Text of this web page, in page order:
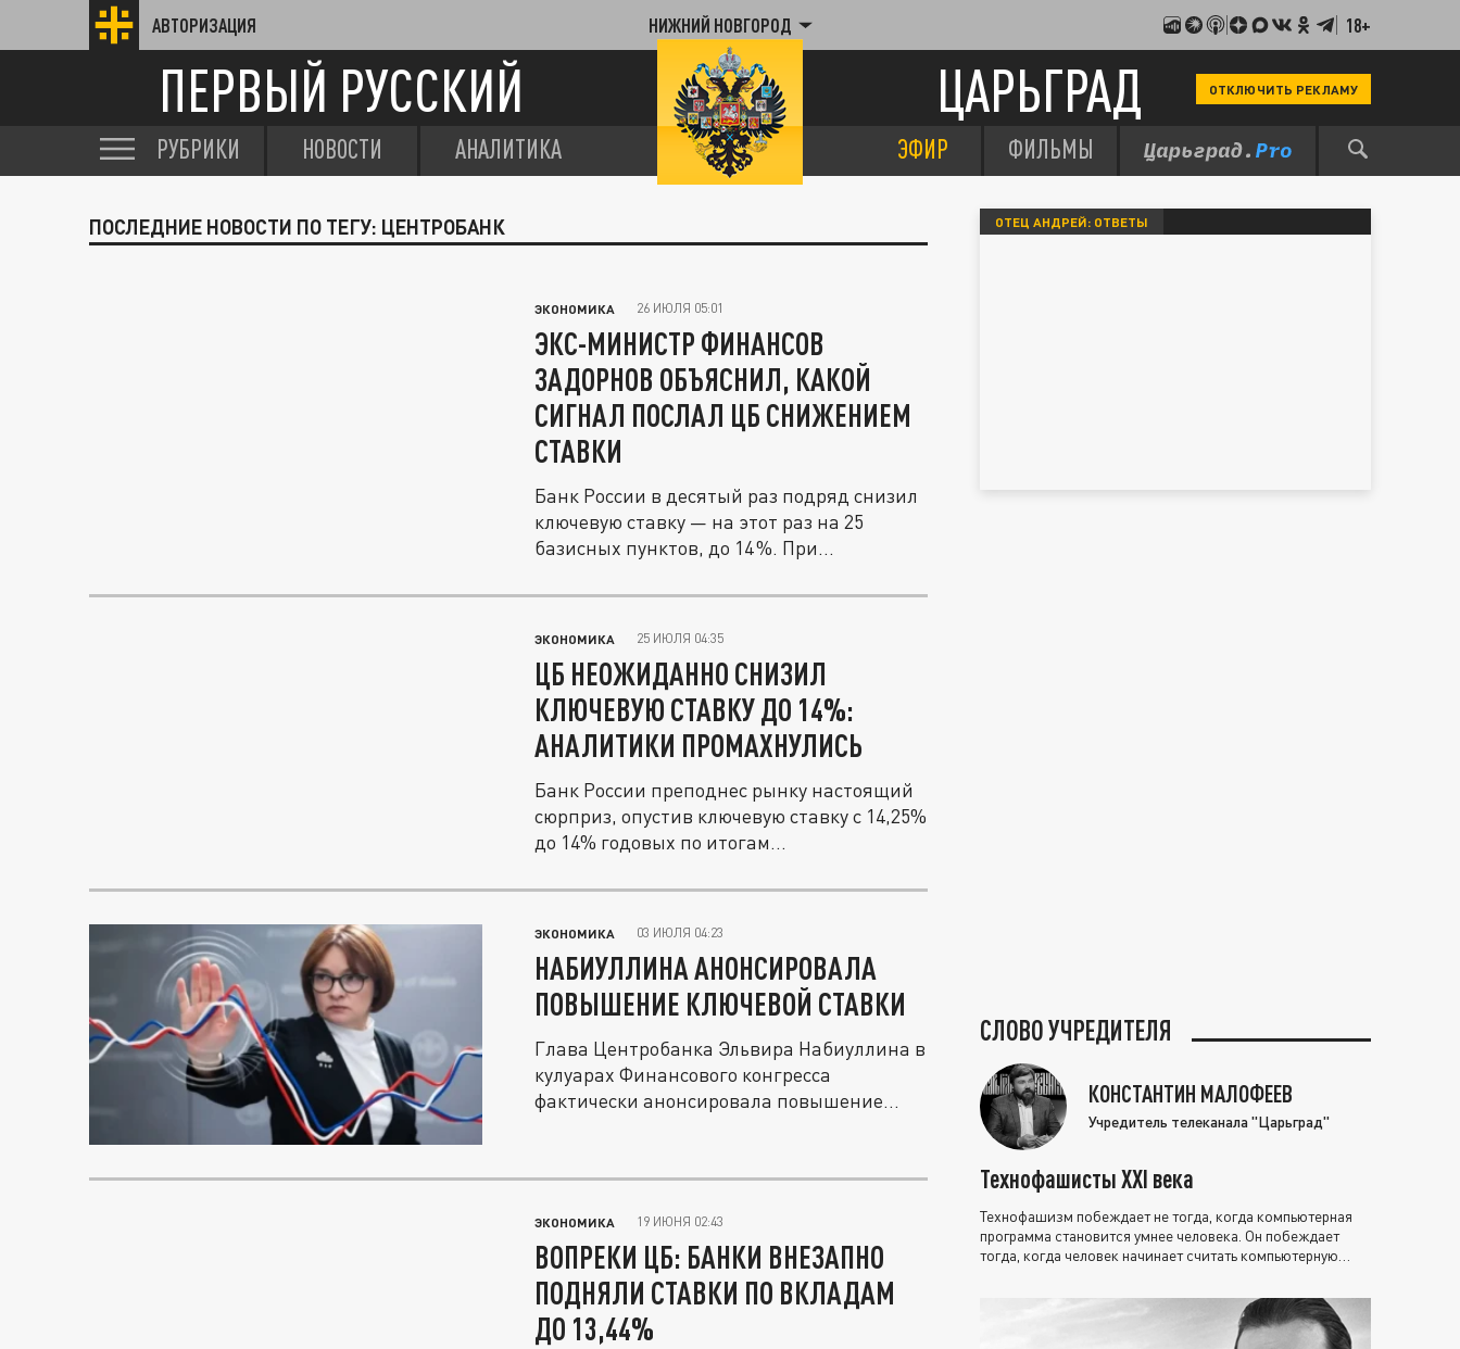
АВТОРИЗАЦИЯ НИЖНИЙ НОВГОРОД 18+
ПЕРВЫЙ РУССКИЙ ЦАРЬГРАД ОТКЛЮЧИТЬ РЕКЛАМУ
РУБРИКИ НОВОСТИ АНАЛИТИКА ЭФИР ФИЛЬМЫ
ПОСЛЕДНИЕ НОВОСТИ ПО ТЕГУ: ЦЕНТРОБАНК
ЭКОНОМИКА 26 ИЮЛЯ 05:01
ЭКС-МИНИСТР ФИНАНСОВ
ЗАДОРНОВ ОБЪЯСНИЛ, КАКОЙ
СИГНАЛ ПОСЛАЛ ЦБ СНИЖЕНИЕМ
СТАВКИ
Банк России в десятый раз подряд снизил
ключевую ставку — на этот раз на 25
базисных пунктов, до 14 %. При...
ЭКОНОМИКА 25 ИЮЛЯ 04:35
ЦБ НЕОЖИДАННО СНИЗИЛ
КЛЮЧЕВУЮ СТАВКУ ДО 14%:
АНАЛИТИКИ ПРОМАХНУЛИСЬ
Банк России преподнес рынку настоящий
сюрприз, опустив ключевую ставку с 14,25%
до 14% годовых по итогам...
ЭКОНОМИКА 03 ИЮЛЯ 04:23
НАБИУЛЛИНА АНОНСИРОВАЛА
ПОВЫШЕНИЕ КЛЮЧЕВОЙ СТАВКИ
Глава Центробанка Эльвира Набиуллина в
кулуарах Финансового конгресса
фактически анонсировала повышение...
ЭКОНОМИКА 19 ИЮНЯ 02:43
ВОПРЕКИ ЦБ: БАНКИ ВНЕЗАПНО
ПОДНЯЛИ СТАВКИ ПО ВКЛАДАМ
ДО 13,44%
ОТЕЦ АНДРЕЙ: ОТВЕТЫ
СЛОВО УЧРЕДИТЕЛЯ
КОНСТАНТИН МАЛОФЕЕВ
Учредитель телеканала "Царьград"
Технофашисты XXI века
Технофашизм побеждает не тогда, когда компьютерная
программа становится умнее человека. Он побеждает
тогда, когда человек начинает считать компьютерную